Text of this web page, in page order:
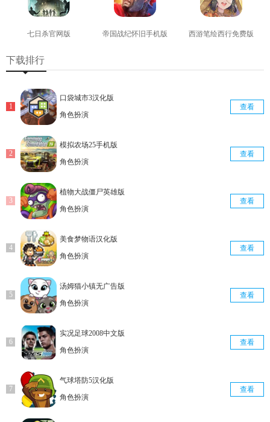
七日杀官网版 帝国战纪怀旧手机版 西游笔绘西行免费版
下载排行
口袋城市3汉化版
角色扮演
查看
模拟农场25手机版
角色扮演
查看
植物大战僵尸英雄版
角色扮演
查看
美食梦物语汉化版
角色扮演
查看
汤姆猫小镇无广告版
角色扮演
查看
实况足球2008中文版
角色扮演
查看
气球塔防5汉化版
角色扮演
查看